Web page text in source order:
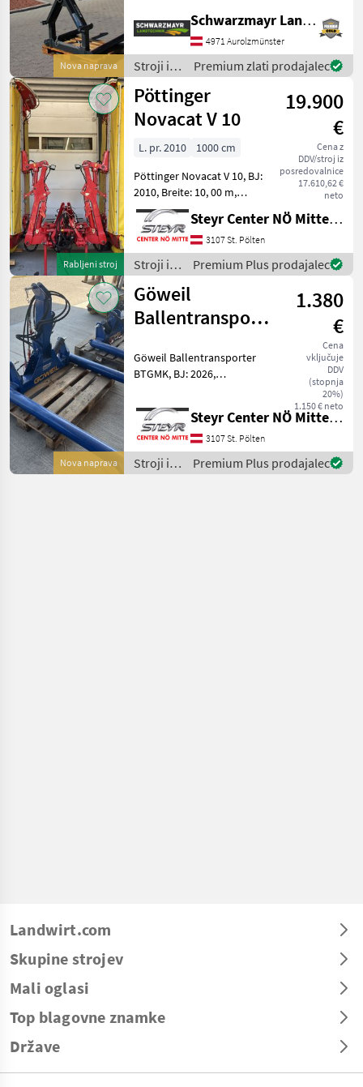
Nova naprava
verstellbarer
Aufnahmebereich von 94
bis 134cm für Rundballen
Das Verkaufsteam der Fa. Sc
Schwarzmayr Landtechnik GmbH - Aurolzmünster
4971 Aurolzmünster
Stroji in
oprema
za žetev
in
spravilo
/ Stoll
Premium zlati prodajalec
Rabljeni stroj
Pöttinger
Novacat V 10
19.900
€
Cena z
DDV/stroj iz
posredovalnice
17.610,62 €
neto
L. pr. 2010
1000 cm
Pöttinger Novacat V 10, BJ:
2010, Breite: 10, 00 m,
Isobus, Power Beyond,
Verschleißkufen, hydr.
Seitenschutzklappung,
Power Control Bedienung,
Abstellstützen, Beleuc
Steyr Center NÖ Mitte Landmaschinentechnik GmbH
3107 St. Pölten
Stroji in
oprema
za žetev
in
spravilo
Pöttinger
Premium Plus prodajalec
Nova naprava
Göweil
Ballentransporter
1.380
€
Cena
vključuje
DDV
(stopnja
20%)
1.150 € neto
Göweil Ballentransporter
BTGMK, BJ: 2026,
Dreipunktanbau, Preis mit
hydraulischer
Breitenverstellung 1.845€
inkl. 20% Mwst,
Ansprechpartner: Ge
Steyr Center NÖ Mitte Landmaschinentechnik GmbH
3107 St. Pölten
Stroji in
oprema
Premium Plus prodajalec
Landwirt.com
Skupine strojev
Mali oglasi
Top blagovne znamke
Države